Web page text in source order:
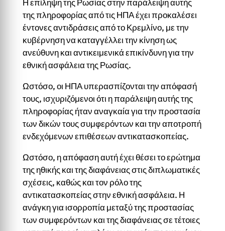
Η επίληψη της Ρωσίας στην παράλειψη αυτής
της πληροφορίας από τις ΗΠΑ έχει προκαλέσει
έντονες αντιδράσεις από το Κρεμλίνο, με την
κυβέρνηση να καταγγέλλει την κίνηση ως
ανεύθυνη και αντικειμενικά επικίνδυνη για την
εθνική ασφάλεια της Ρωσίας.
Ωστόσο, οι ΗΠΑ υπερασπίζονται την απόφασή
τους, ισχυριζόμενοι ότι η παράλειψη αυτής της
πληροφορίας ήταν αναγκαία για την προστασία
των δικών τους συμφερόντων και την αποτροπή
ενδεχόμενων επιθέσεων αντικατασκοπείας.
Ωστόσο, η απόφαση αυτή έχει θέσει το ερώτημα
της ηθικής και της διαφάνειας στις διπλωματικές
σχέσεις, καθώς και τον ρόλο της
αντικατασκοπείας στην εθνική ασφάλεια. Η
ανάγκη για ισορροπία μεταξύ της προστασίας
των συμφερόντων και της διαφάνειας σε τέτοιες